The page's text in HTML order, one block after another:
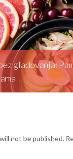
gladovanja:
not be published.